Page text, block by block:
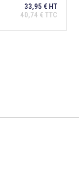
33,95 € HT
40,74 € TTC